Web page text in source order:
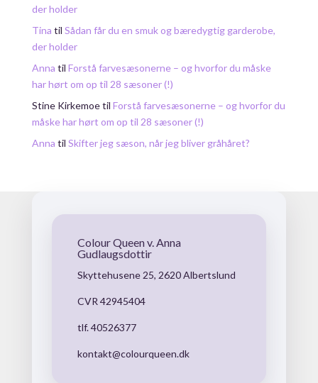
der holder
Tina til Sådan får du en smuk og bæredygtig garderobe,
der holder
Anna til Forstå farvesæsonerne – og hvorfor du måske
har hørt om op til 28 sæsoner (!)
Stine Kirkemoetil Forstå farvesæsonerne – og hvorfor du
måske har hørt om op til 28 sæsoner (!)
Anna til Skifter jeg sæson, når jeg bliver gråhåret?
Colour Queen v. Anna
Gudlaugsdottir
Skyttehusene 25, 2620 Albertslund
CVR 42945404
tlf. 40526377
kontakt@colourqueen.dk